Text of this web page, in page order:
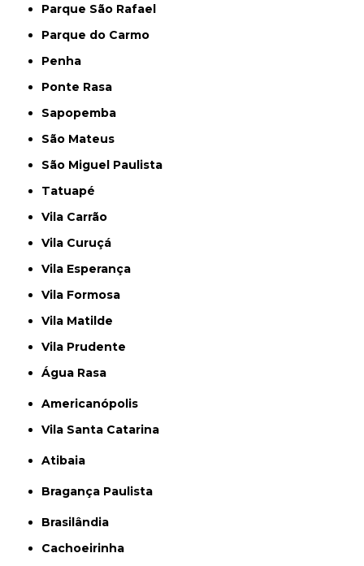
Parque São Rafael
Parque do Carmo
Penha
Ponte Rasa
Sapopemba
São Mateus
São Miguel Paulista
Tatuapé
Vila Carrão
Vila Curuçá
Vila Esperança
Vila Formosa
Vila Matilde
Vila Prudente
Água Rasa
Americanópolis
Vila Santa Catarina
Atibaia
Bragança Paulista
Brasilândia
Cachoeirinha